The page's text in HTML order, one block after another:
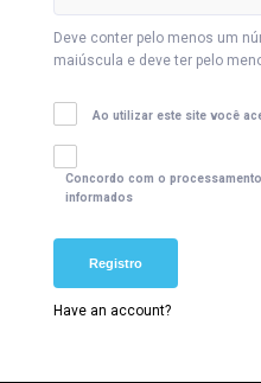
Deve conter pelo menos um
maiúscula e deve ter pelo
Ao utilizar este site você
Concordo com o
informados
Have an account?